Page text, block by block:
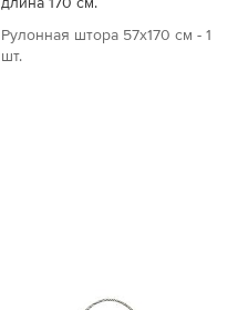
Рулонная штора 57х170 см - 1
шт.